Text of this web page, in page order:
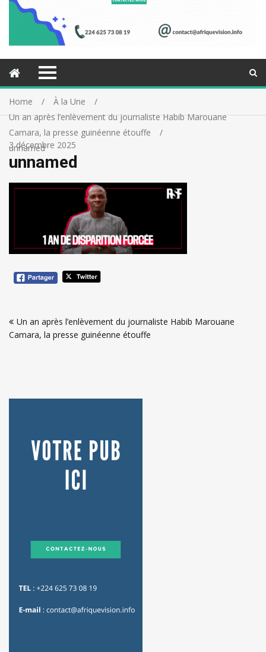
Home
À la Une
Un an après l’enlèvement du journaliste Habib Marouane
Camara, la presse guinéenne étouffe
unnamed
3 décembre 2025
unnamed
deUn an après l’enlèvement du journaliste Habib Marouane
Camara, la presse guinéenne étouffe